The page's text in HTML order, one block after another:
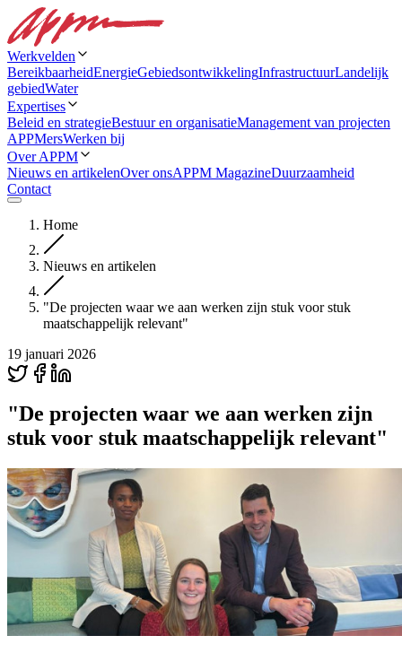
Werkvelden
BereikbaarheidEnergieGebiedsontwikkelingInfrastructuurLandelijk
gebiedWater
Expertises
Beleid en strategieBestuur en organisatieManagement van projecten
APPMersWerken bij
Over APPM
Nieuws en artikelenOver onsAPPM MagazineDuurzaamheid
Contact
Home
Nieuws en artikelen
"De projecten waar we aan werken zijn stuk voor stuk
maatschappelijk relevant"
19 januari 2026
"De projecten waar we aan werken zijn
stuk voor stuk maatschappelijk relevant"